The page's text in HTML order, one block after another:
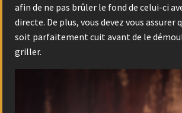
afin de ne pas brûler le fond de celui-ci
directe. De plus, vous devez vous assurer
soit parfaitement cuit avant de le
griller.